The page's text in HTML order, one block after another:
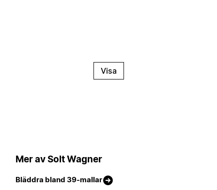
Visa
Mer av Solt Wagner
Bläddra bland 39-mallar